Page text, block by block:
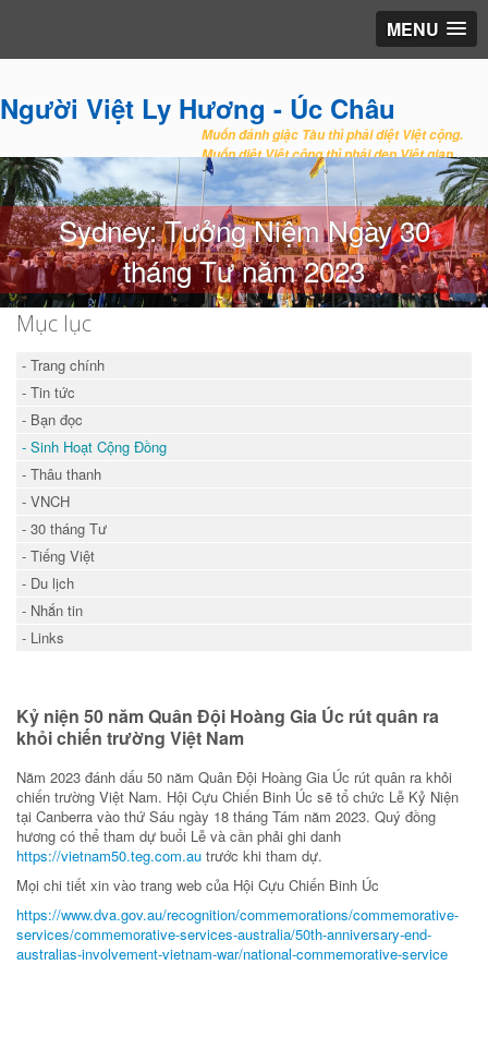
MENU
Người Việt Ly Hương - Úc Châu
Muốn đánh giặc Tàu thì phải diệt Việt cộng.
Muốn diệt Việt cộng thì phải dẹp Việt gian.
Sydney: Tưởng Niệm Ngày 30
tháng Tư năm 2023
Mục lục
- Trang chính
- Tin tức
- Bạn đọc
- Sinh Hoạt Cộng Đồng
- Thâu thanh
- VNCH
- 30 tháng Tư
- Tiếng Việt
- Du lịch
- Nhắn tin
- Links
Kỷ niện 50 năm Quân Đội Hoàng Gia Úc rút quân ra
khỏi chiến trường Việt Nam
Năm 2023 đánh dấu 50 năm Quân Đội Hoàng Gia Úc rút quân ra khỏi
chiến trường Việt Nam. Hội Cựu Chiến Binh Úc sẽ tổ chức Lễ Kỷ Niện
tại Canberra vào thứ Sáu ngày 18 tháng Tám năm 2023. Quý đồng
hương có thể tham dự buổi Lễ và cần phải ghi danh
https://vietnam50.teg.com.au trước khi tham dự.
Mọi chi tiết xin vào trang web của Hội Cựu Chiến Binh Úc
https://www.dva.gov.au/recognition/commemorations/commemorative-
services/commemorative-services-australia/50th-anniversary-end-
australias-involvement-vietnam-war/national-commemorative-service